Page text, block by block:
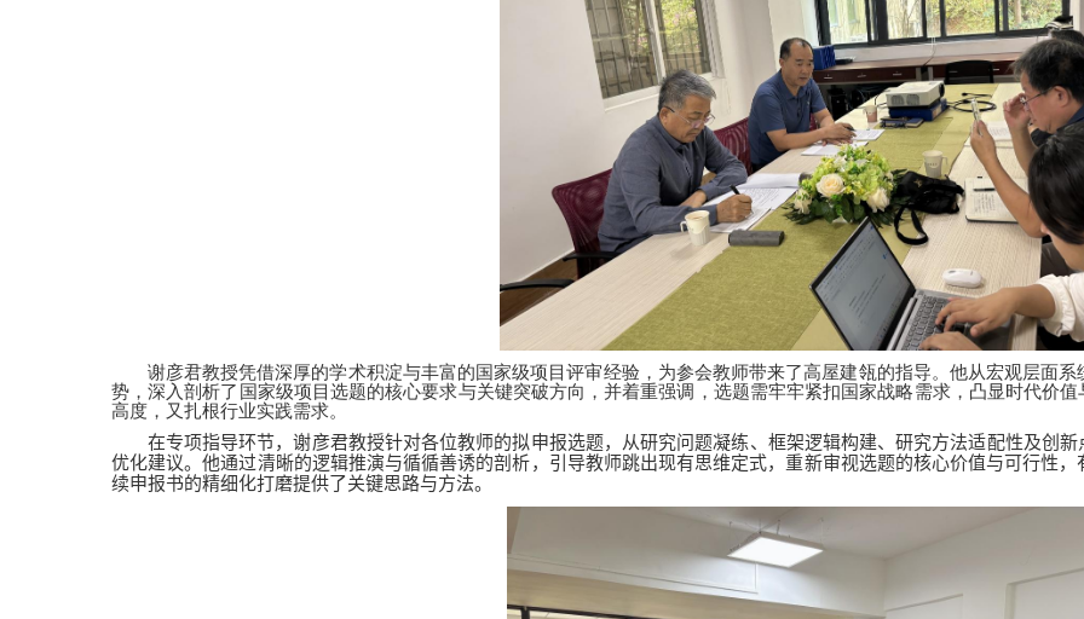
谢彦君教授凭借深厚的学术积淀与丰富的国家级项目评审经验，为参会教师带来了高屋建瓴的指导。他从宏观层面
势，深入剖析了国家级项目选题的核心要求与关键突破方向，并着重强调，选题需牢牢紧扣国家战略需求，凸显时代价
高度，又扎根行业实践需求。
在专项指导环节，谢彦君教授针对各位教师的拟申报选题，从研究问题凝练、框架逻辑构建、研究方法适配性及创
优化建议。他通过清晰的逻辑推演与循循善诱的剖析，引导教师跳出现有思维定式，重新审视选题的核心价值与可行性
续申报书的精细化打磨提供了关键思路与方法。